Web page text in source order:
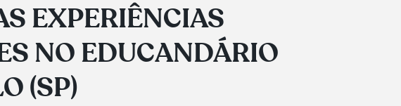
EXPERIÊNCIAS
NO EDUCANDÁRIO
(SP)